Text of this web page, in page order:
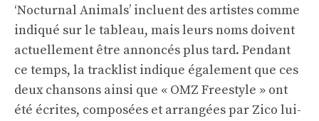
‘Nocturnal Animals’ incluent des artistes comme
indiqué sur le tableau, mais leurs noms doivent
actuellement être annoncés plus tard. Pendant
ce temps, la tracklist indique également que ces
deux chansons ainsi que « OMZ Freestyle » ont
été écrites, composées et arrangées par Zico lui-